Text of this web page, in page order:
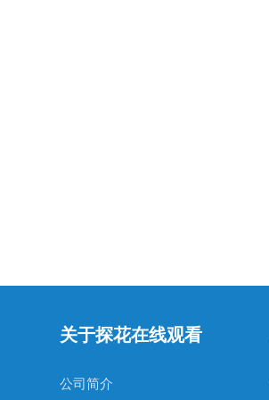
关于探花在线观看
公司简介